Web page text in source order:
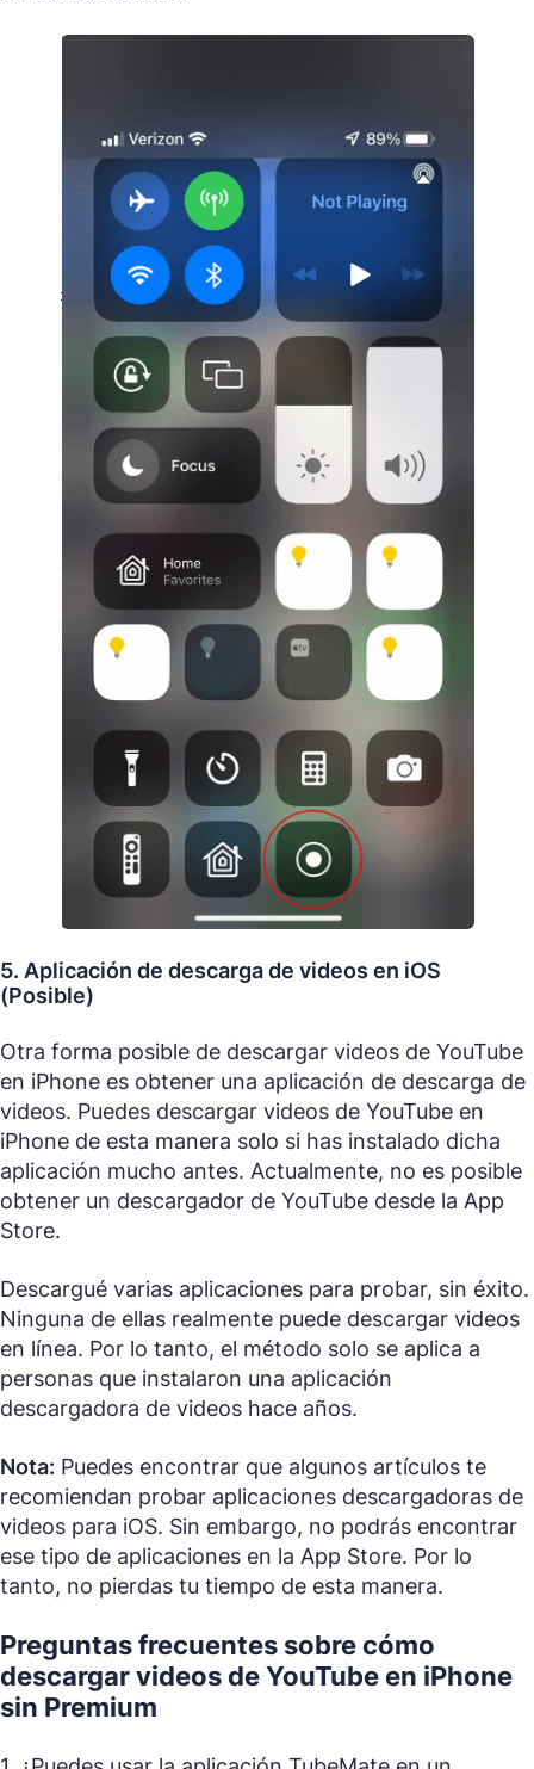
5. Aplicación de descarga de videos en iOS
(Posible)
Otra forma posible de descargar videos de YouTube
en iPhone es obtener una aplicación de descarga de
videos. Puedes descargar videos de YouTube en
iPhone de esta manera solo si has instalado dicha
aplicación mucho antes. Actualmente, no es posible
obtener un descargador de YouTube desde la App
Store.
Descargué varias aplicaciones para probar, sin éxito.
Ninguna de ellas realmente puede descargar videos
en línea. Por lo tanto, el método solo se aplica a
personas que instalaron una aplicación
descargadora de videos hace años.
Nota: Puedes encontrar que algunos artículos te
recomiendan probar aplicaciones descargadoras de
videos para iOS. Sin embargo, no podrás encontrar
ese tipo de aplicaciones en la App Store. Por lo
tanto, no pierdas tu tiempo de esta manera.
Preguntas frecuentes sobre cómo
descargar videos de YouTube en iPhone
sin Premium